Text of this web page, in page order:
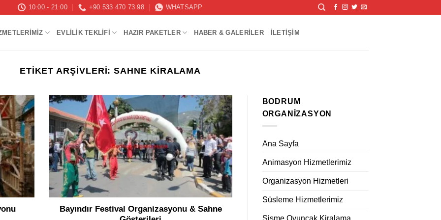
10:00 - 21:00 +90 533 470 73 98 WHATSAPP
EVLILIK TEKLIFI HAZIR PAKETLER HABER & GALERILER İLETIŞIM
ETIKET ARŞIVLERI:SAHNE KIRALAMA
Bayındır Festival Organizasyonu & Sahne
BODRUM
ORGANIZASYON
Ana Sayfa
Animasyon Hizmetlerimiz
Organizasyon Hizmetleri
Süsleme Hizmetlerimiz
Şişme Oyuncak Kiralama